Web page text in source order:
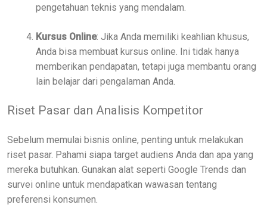
pengetahuan teknis yang mendalam.
Kursus Online: Jika Anda memiliki keahlian khusus,
Anda bisa membuat kursus online. Ini tidak hanya
memberikan pendapatan, tetapi juga membantu orang
lain belajar dari pengalaman Anda.
Riset Pasar dan Analisis Kompetitor
Sebelum memulai bisnis online, penting untuk melakukan
riset pasar. Pahami siapa target audiens Anda dan apa yang
mereka butuhkan. Gunakan alat seperti Google Trends dan
survei online untuk mendapatkan wawasan tentang
preferensi konsumen.